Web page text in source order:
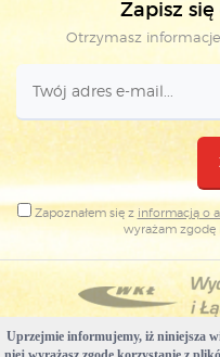
Zapisz
Otrzymasz
Zapoznałem się z informacją o
wyrażam zgodę
Copyright ©
Uprzejmie informujemy, iż niniejsza